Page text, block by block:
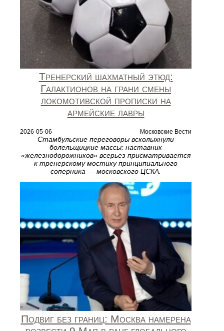
Тренерский шахматный этюд:
Галактионов на грани смены
локомотивской прописки на
армейские лавры
2026-05-06 Московские Вести
Стамбульские переговоры всколыхнули
болельщицкие массы: наставник
«железнодорожников» всерьез присматривается
к тренерскому мостику принципиального
соперника — московского ЦСКА.
Подвиг без границ: Москва намерена